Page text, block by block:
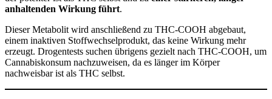
anhaltenden Wirkung führt.
Dieser Metabolit wird anschließend zu THC-COOH abgebaut,
einem inaktiven Stoffwechselprodukt, das keine Wirkung mehr
erzeugt. Drogentests suchen übrigens gezielt nach THC-COOH, um
Cannabiskonsum nachzuweisen, da es länger im Körper
nachweisbar ist als THC selbst.